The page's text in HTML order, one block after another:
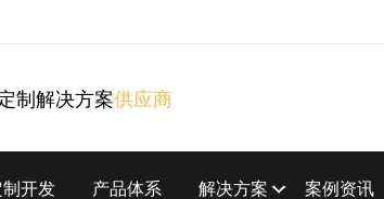
制解决方案供应商
开发 产品体系 解决方案 案例资讯